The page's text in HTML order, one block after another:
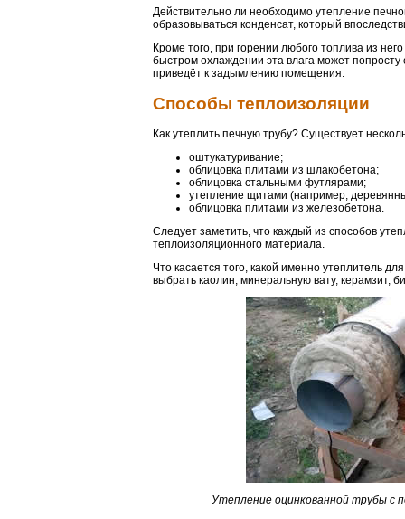
Действительно ли необходимо утепление
образовываться конденсат, который
Кроме того, при горении любого топлива из
быстром охлаждении эта влага может
приведёт к задымлению помещения.
Способы теплоизоляции
Как утеплить печную трубу? Существует
оштукатуривание;
облицовка плитами из шлакобетона;
облицовка стальными футлярами;
утепление щитами (например,
облицовка плитами из железобетона.
Следует заметить, что каждый из способов
теплоизоляционного материала.
Что касается того, какой именно утеплитель
выбрать каолин, минеральную вату, керамзит,
Утепление оцинкованной трубы с